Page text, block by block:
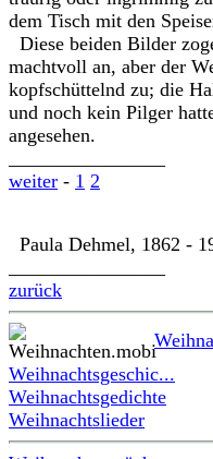
dem Tisch mit den
Diese beiden Bilder
machtvoll an, aber der
kopfschüttelnd zu; die
und noch kein Pilger
angesehen.
weiter - 1 2
Paula Dehmel, 1862 -
zurück
Weihnachtsgeschic...
Weihnachtsgedichte
Weihnachtslieder